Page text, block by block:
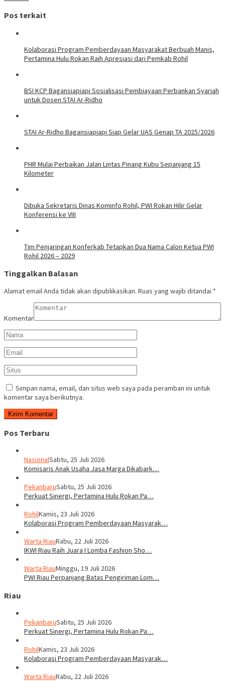
Pos terkait
Kolaborasi Program Pemberdayaan Masyarakat Berbuah Manis,
Pertamina Hulu Rokan Raih Apresiasi dari Pemkab Rohil
BSI KCP Bagansiapiapi Sosialisasi Pembiayaan Perbankan Syariah
untuk Dosen STAI Ar-Ridho
STAI Ar-Ridho Bagansiapiapi Siap Gelar UAS Genap TA 2025/2026
PHR Mulai Perbaikan Jalan Lintas Pinang Kubu Sepanjang 15
Kilometer
Dibuka Sekretaris Dinas Kominfo Rohil, PWI Rokan Hilir Gelar
Konferensi ke VIII
Tim Penjaringan Konferkab Tetapkan Dua Nama Calon Ketua PWI
Rohil 2026 – 2029
Tinggalkan Balasan
Alamat email Anda tidak akan dipublikasikan. Ruas yang wajib ditandai *
Komentar
Simpan nama, email, dan situs web saya pada peramban ini untuk
komentar saya berikutnya.
Pos Terbaru
NasionalSabtu, 25 Juli 2026
Komisaris Anak Usaha Jasa Marga Dikabark…
PekanbaruSabtu, 25 Juli 2026
Perkuat Sinergi, Pertamina Hulu Rokan Pa…
RohilKamis, 23 Juli 2026
Kolaborasi Program Pemberdayaan Masyarak…
Warta RiauRabu, 22 Juli 2026
IKWI Riau Raih Juara I Lomba Fashion Sho…
Warta RiauMinggu, 19 Juli 2026
PWI Riau Perpanjang Batas Pengiriman Lom…
Riau
PekanbaruSabtu, 25 Juli 2026
Perkuat Sinergi, Pertamina Hulu Rokan Pa…
RohilKamis, 23 Juli 2026
Kolaborasi Program Pemberdayaan Masyarak…
Warta RiauRabu, 22 Juli 2026